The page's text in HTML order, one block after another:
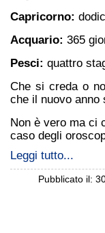
Capricorno:
Acquario: 365
Pesci: quattro
Che si creda o
che il nuovo
Non è vero ma ci
caso degli
Leggi tutto...
Pubblicato il: